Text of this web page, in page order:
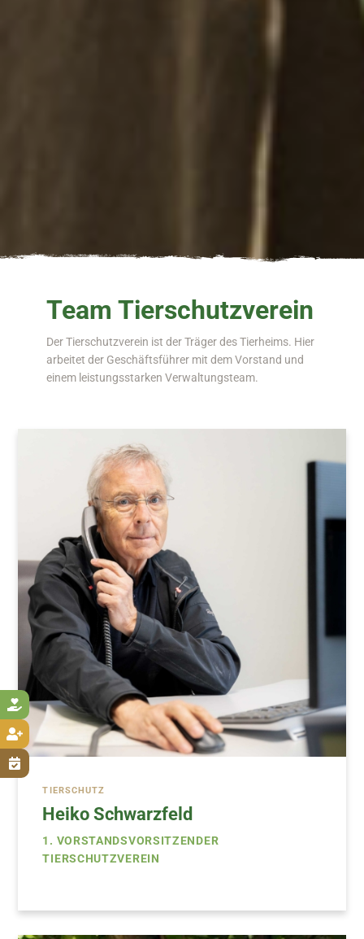



Team Tierschutzverein
Der Tierschutzverein ist der Träger des Tierheims. Hier
arbeitet der Geschäftsführer mit dem Vorstand und
einem leistungsstarken Verwaltungsteam.
TIERSCHUTZ
Heiko Schwarzfeld
1. VORSTANDSVORSITZENDER
TIERSCHUTZVEREIN